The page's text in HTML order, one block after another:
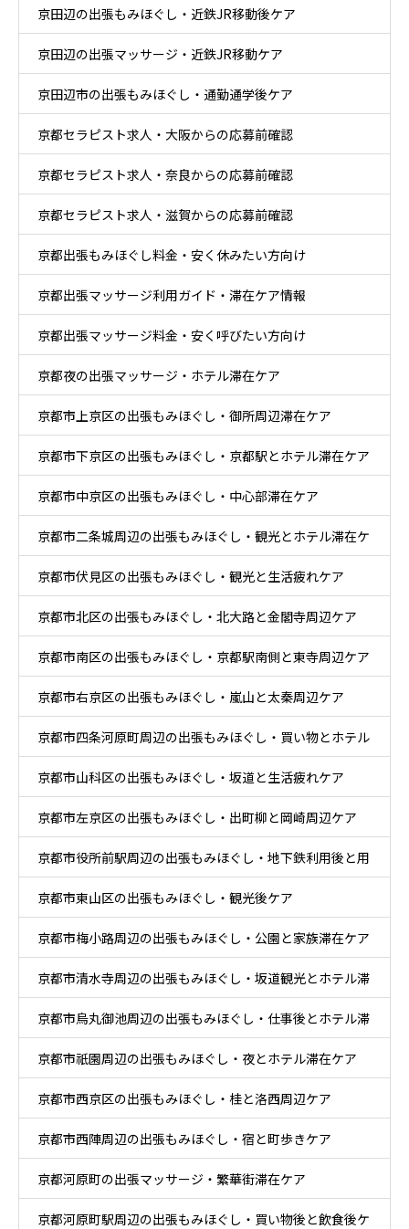
京田辺の出張もみほぐし・近鉄JR移動後ケア
京田辺の出張マッサージ・近鉄JR移動ケア
京田辺市の出張もみほぐし・通勤通学後ケア
京都セラピスト求人・大阪からの応募前確認
京都セラピスト求人・奈良からの応募前確認
京都セラピスト求人・滋賀からの応募前確認
京都出張もみほぐし料金・安く休みたい方向け
京都出張マッサージ利用ガイド・滞在ケア情報
京都出張マッサージ料金・安く呼びたい方向け
京都夜の出張マッサージ・ホテル滞在ケア
京都市上京区の出張もみほぐし・御所周辺滞在ケア
京都市下京区の出張もみほぐし・京都駅とホテル滞在ケア
京都市中京区の出張もみほぐし・中心部滞在ケア
京都市二条城周辺の出張もみほぐし・観光とホテル滞在ケ
ア
京都市伏見区の出張もみほぐし・観光と生活疲れケア
京都市北区の出張もみほぐし・北大路と金閣寺周辺ケア
京都市南区の出張もみほぐし・京都駅南側と東寺周辺ケア
京都市右京区の出張もみほぐし・嵐山と太秦周辺ケア
京都市四条河原町周辺の出張もみほぐし・買い物とホテル
滞在ケア
京都市山科区の出張もみほぐし・坂道と生活疲れケア
京都市左京区の出張もみほぐし・出町柳と岡崎周辺ケア
京都市役所前駅周辺の出張もみほぐし・地下鉄利用後と用
事後ケア
京都市東山区の出張もみほぐし・観光後ケア
京都市梅小路周辺の出張もみほぐし・公園と家族滞在ケア
京都市清水寺周辺の出張もみほぐし・坂道観光とホテル滞
在ケア
京都市烏丸御池周辺の出張もみほぐし・仕事後とホテル滞
在ケア
京都市祇園周辺の出張もみほぐし・夜とホテル滞在ケア
京都市西京区の出張もみほぐし・桂と洛西周辺ケア
京都市西陣周辺の出張もみほぐし・宿と町歩きケア
京都河原町の出張マッサージ・繁華街滞在ケア
京都河原町駅周辺の出張もみほぐし・買い物後と飲食後ケ